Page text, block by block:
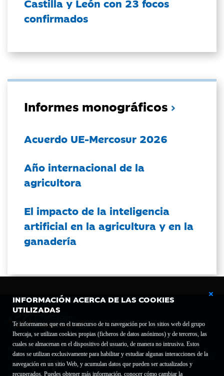
INFORMACIÓN ACERCA DE LAS COOKIES
UTILIZADAS
Te informamos que en el transcurso de tu navegación por los sitios web del grupo
Ibercaja, se utilizan cookies propias (ficheros de datos anónimos) y de terceros, las
cuales se almacenan en el dispositivo del usuario, de manera no intrusiva. Estos
datos se utilizan exclusivamente para habilitar y estudiar algunas interacciones de la
navegación en un sitio Web, y acumulan datos que pueden ser actualizados y
recuperados. Puedes obtener más información, conocer cómo cambiar la
Castilla y León con 23 focos
confirmados
Informes monográficos
Acuerdo UE-Mercosur 2026
Año internacional de la
agricultora
El impacto de la inteligencia
artificial en la agricultura y en la
ganadería
Fundación Bancaria Ibercaja C.I.F. G-50000652.
Inscrita en el Registro de Fundaciones del Mº de Educación, Cultura y Deporte con el nº
1689.